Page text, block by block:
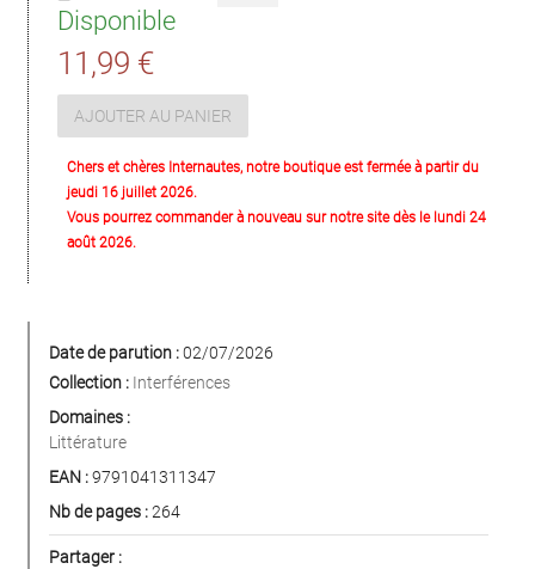
Disponible
11,99 €
AJOUTER AU PANIER
Chers et chères Internautes, notre boutique est fermée à partir du
jeudi 16 juillet 2026.
Vous pourrez commander à nouveau sur notre site dès le lundi 24
août 2026.
Date de parution :02/07/2026
Collection : Interférences
Domaines :
Littérature
EAN :9791041311347
Nb de pages :264
Partager :